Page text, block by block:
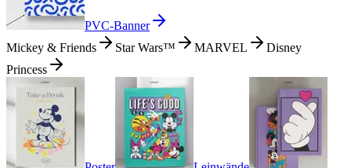
PVC-Banner
Mickey & Friends
Star Wars™ MARVEL
Disney
Princess